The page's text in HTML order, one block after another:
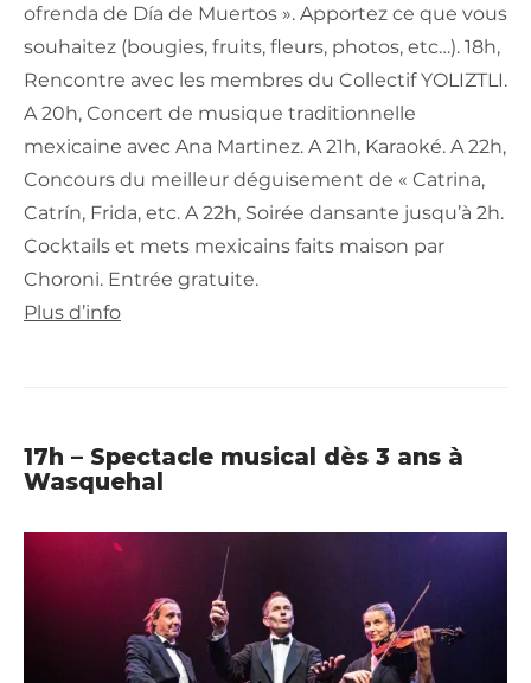
ofrenda de Día de Muertos ». Apportez ce que vous
souhaitez (bougies, fruits, fleurs, photos, etc…). 18h,
Rencontre avec les membres du Collectif YOLIZTLI.
A 20h, Concert de musique traditionnelle
mexicaine avec Ana Martinez. A 21h, Karaoké. A 22h,
Concours du meilleur déguisement de « Catrina,
Catrín, Frida, etc. A 22h, Soirée dansante jusqu’à 2h.
Cocktails et mets mexicains faits maison par
Choroni. Entrée gratuite.
Plus d’info
17h – Spectacle musical dès 3 ans à
Wasquehal